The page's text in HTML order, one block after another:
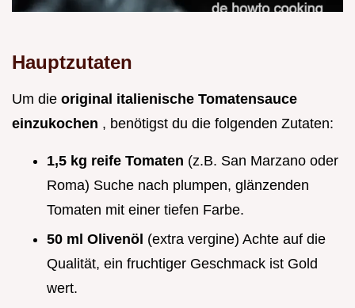
Hauptzutaten
Um die original italienische Tomatensauce
einzukochen , benötigst du die folgenden Zutaten:
1,5 kg reife Tomaten (z.B. San Marzano oder
Roma) Suche nach plumpen, glänzenden
Tomaten mit einer tiefen Farbe.
50 ml Olivenöl (extra vergine) Achte auf die
Qualität, ein fruchtiger Geschmack ist Gold
wert.